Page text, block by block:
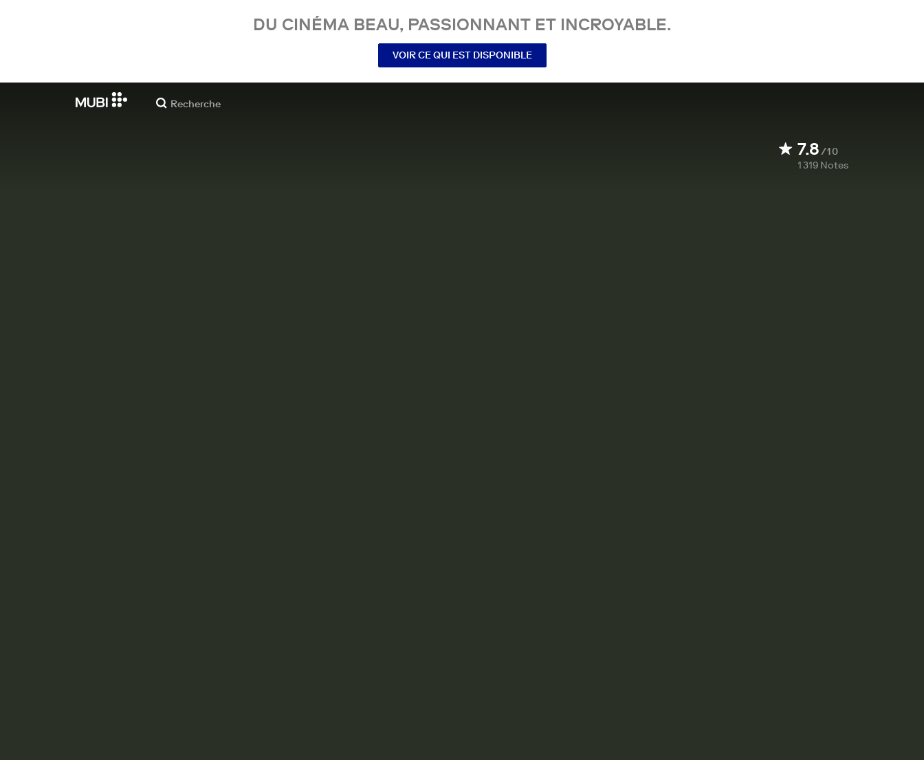
DU CINÉMA BEAU, PASSIONNANT ET INCROYABLE.
VOIR CE QUI EST DISPONIBLE
7.8/10
1 319 Notes